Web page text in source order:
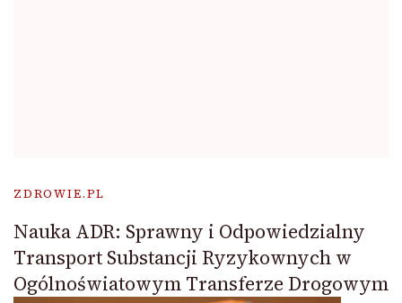
ZDROWIE.PL
Nauka ADR: Sprawny i Odpowiedzialny
Transport Substancji Ryzykownych w
Ogólnoświatowym Transferze Drogowym